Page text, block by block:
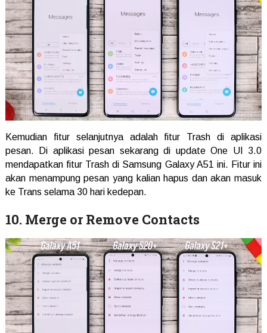
Kemudian fitur selanjutnya adalah fitur Trash di aplikasi
pesan. Di aplikasi pesan sekarang di update One UI 3.0
mendapatkan fitur Trash di Samsung Galaxy A51 ini. Fitur ini
akan menampung pesan yang kalian hapus dan akan masuk
ke Trans selama 30 hari kedepan.
10. Merge or Remove Contacts